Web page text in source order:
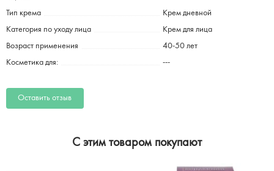
Тип крема Крем дневной
Категория по уходу лица Крем для лица
Возраст применения 40-50 лет
Косметика для: ---
Оставить отзыв
C этим товаром покупают